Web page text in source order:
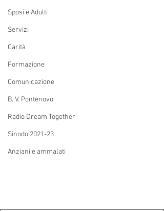
Sposi e Adulti
Servizi
Carità
Formazione
Comunicazione
B. V. Pontenovo
Radio Dream Together
Sinodo 2021-23
Anziani e ammalati